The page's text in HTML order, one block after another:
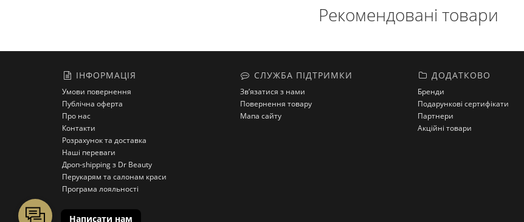
Рекомендовані товари
ІНФОРМАЦІЯ
Умови повернення
Публічна оферта
Про нас
Контакти
Розрахунок та доставка
Наші переваги
Дроп-shipping з Dr Beauty
Перукарям та салонам краси
Програма лояльності
СЛУЖБА ПІДТРИМКИ
Зв’язатися з нами
Повернення товару
Мапа сайту
ДОДАТКОВО
Бренди
Подарункові сертифікати
Партнери
Акційні товари